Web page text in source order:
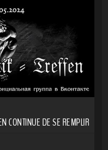
CONTINUE DE SE REMPLIR